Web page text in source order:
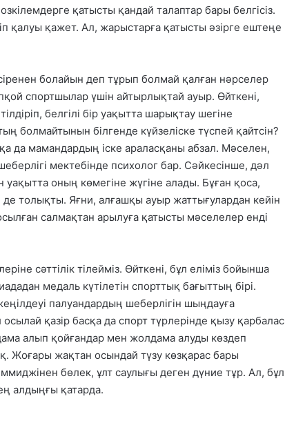
қатысты қандай талаптар бары белгісіз.
қалуы қажет. Ал, жарыстарға қатысты әзірге ештеңе
болайын деп тұрып болмай қалған нәрселер
спортшылар үшін айтырлықтай ауыр. Өйткені,
белгілі бір уақытта шарықтау шегіне
болмайтынын білгенде күйзеліске түспей қайтсін?
да мамандардың іске араласқаны абзал. Мәселен,
мектебінде психолог бар. Сәйкесінше, дәл
уақытта оның көмегіне жүгіне алады. Бұған қоса,
толықты. Яғни, алғашқы ауыр жаттығулардан кейін
салмақтан арылуға қатысты мәселелер енді
сәттілік тілейміз. Өйткені, бұл еліміз бойынша
медаль күтілетін спорттық бағыттың бірі.
палуандардың шеберлігін шыңдауға
қазір басқа да спорт түрлерінде қызу қарбалас
алып қойғандар мен жолдама алуды көздеп
Жоғары жақтан осындай түзу көзқарас бары
бөлек, ұлт саулығы деген дүние тұр. Ал, бұл
алдыңғы қатарда.